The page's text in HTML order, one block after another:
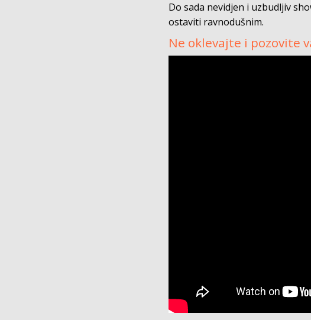
Do sada nevidjen i uzbudljiv
ostaviti ravnodušnim.
Ne oklevajte i pozovite